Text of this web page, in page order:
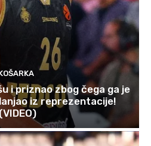
i priznao zbog čega ga je
iz reprezentacije!
(VIDEO)